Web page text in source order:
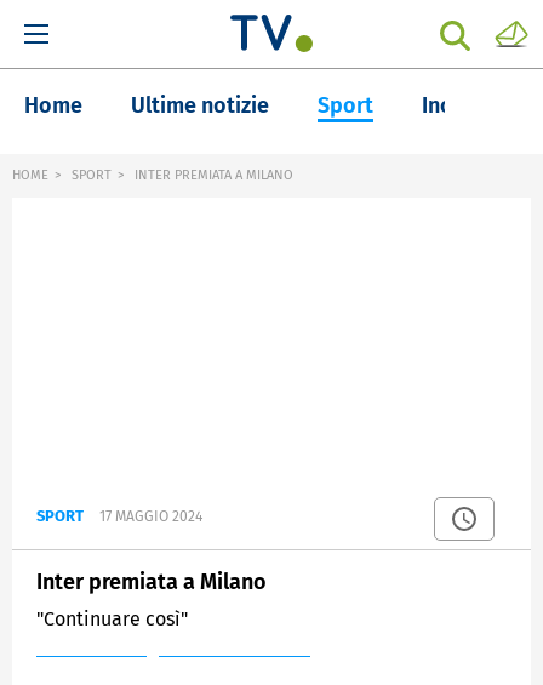
Home Ultime notizie Sport Inchieste
HOME SPORT INTER PREMIATA A MILANO
SPORT 17 MAGGIO 2024
Inter premiata a Milano
"Continuare così"